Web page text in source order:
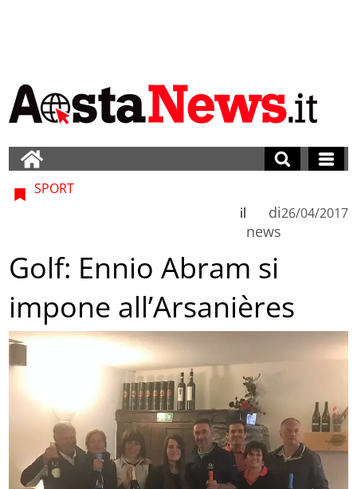
SPORT
di
news
il 26/04/2017
Golf: Ennio Abram si
impone all’Arsanières